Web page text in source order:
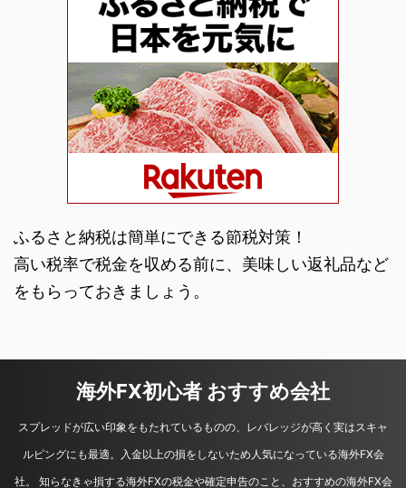
ふるさと納税は簡単にできる節税対策！
高い税率で税金を収める前に、美味しい返礼品など
をもらっておきましょう。
海外FX初心者 おすすめ会社
スプレッドが広い印象をもたれているものの、レバレッジが高く実はスキャ
ルピングにも最適。入金以上の損をしないため人気になっている海外FX会
社。 知らなきゃ損する海外FXの税金や確定申告のこと、おすすめの海外FX会